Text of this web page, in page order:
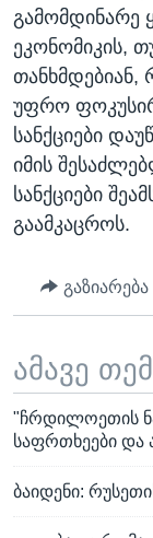
ეკონომიკის,
თანხმდებიან,
უფრო
სანქციები
იმის
სანქციები
გაამკაცროს.
გაზიარება
ამავე
"ჩრდილოეთის
საფრთხეები და
ბაიდენი: